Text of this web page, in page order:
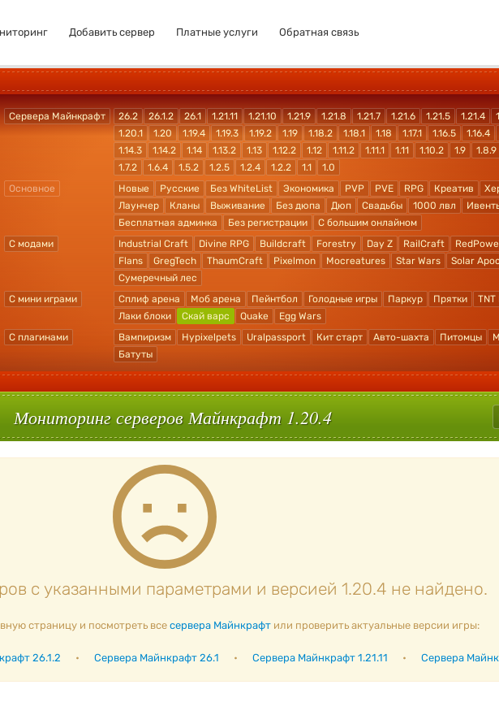
Добавить сервер Платные услуги Обратная связь
Сервера Майнкрафт 26.2 26.1.2 26.1 1.21.11 1.21.10 1.21.9 1.21.8 1.21.7 1.21.6 1.21.5 1.21.4
1.20.1
1.20 1.19.4 1.19.3 1.19.2 1.19 1.18.2 1.18.1 1.18 1.17.1 1.16.5 1.16.4
1.14.3
1.14.2 1.14 1.13.2 1.13 1.12.2 1.12 1.11.2 1.11.1 1.11 1.10.2 1.9 1.8.9
1.7.2
1.6.4 1.5.2 1.2.5 1.2.4 1.2.2 1.1
1.0
Основное
Новые Русские Без WhiteList Экономика PVP PVE RPG Креатив
Лаунчер
Кланы Выживание Без дюпа Дюп Свадьбы 1000 лвл
Бесплатная админка
Без регистрации
С большим онлайном
С модами
Industrial Craft Divine RPG Buildcraft Forestry Day Z RailCraft
Flans
GregTech ThaumCraft Pixelmon Mocreatures Star Wars Solar
Сумеречный лес
С мини играми
Сплиф арена Моб арена Пейнтбол Голодные игры Паркур Прятки TNT
Лаки блоки
Скай варс Quake
Egg Wars
С плагинами
Вампиризм Hypixelpets Uralpassport Кит старт Авто-шахта Питомцы
Батуты
Мониторинг серверов Майнкрафт 1.20.4
с указанными параметрами и версией 1.20.4 не найдено.
страницу и посмотреть всесервера Майнкрафтили проверить актуальные версии игры:
26.1.2 • Сервера Майнкрафт 26.1 • Сервера Майнкрафт 1.21.11 • Сервера